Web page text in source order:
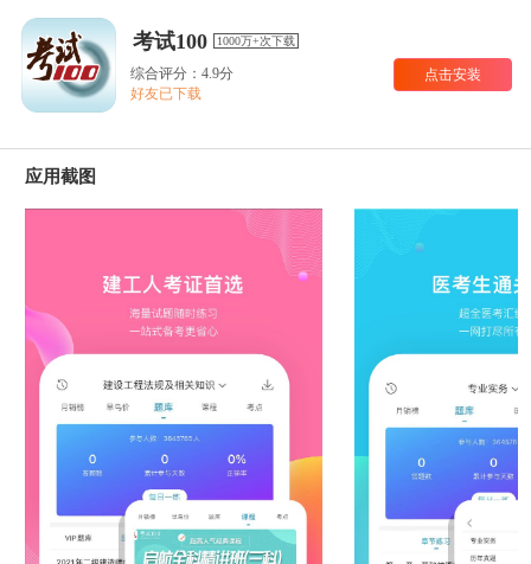
考试100 1000万+次下载
综合评分：4.9分
好友已下载
点击安装
应用截图